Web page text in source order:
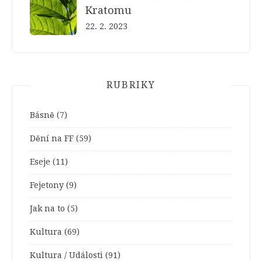
Kratomu
22. 2. 2023
RUBRIKY
Básně (7)
Dění na FF (59)
Eseje (11)
Fejetony (9)
Jak na to (5)
Kultura (69)
Kultura / Události (91)